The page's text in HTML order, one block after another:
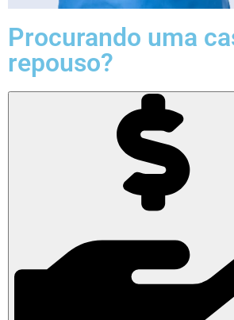
Procurando uma
repouso?